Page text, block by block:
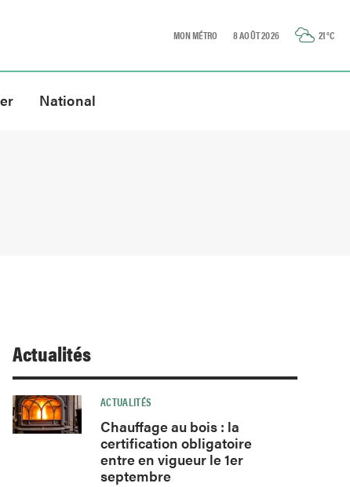
MON MÉTRO 8 AOÛT 2026 21°C
National
Actualités
ACTUALITÉS
Chauffage au bois : la
certification obligatoire
entre en vigueur le 1er
septembre